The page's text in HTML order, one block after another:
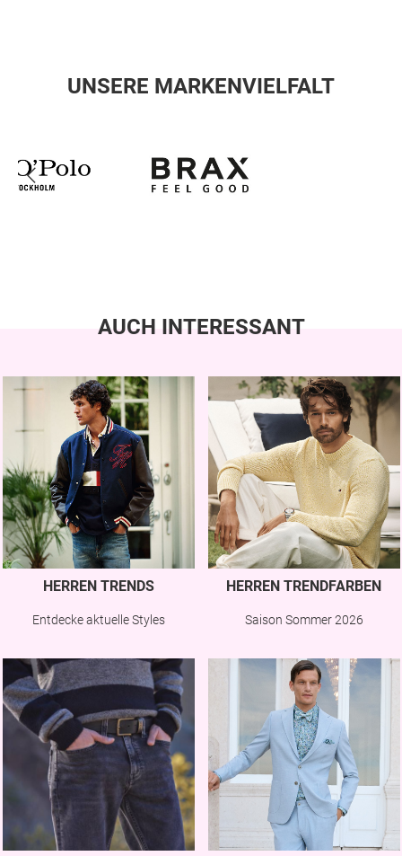
UNSERE MARKENVIELFALT
AUCH INTERESSANT
HERREN TRENDS
Entdecke aktuelle Styles
HERREN TRENDFARBEN
Saison Sommer 2026